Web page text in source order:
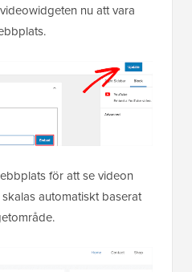
nu att vara
för att se videon
automatiskt baserat